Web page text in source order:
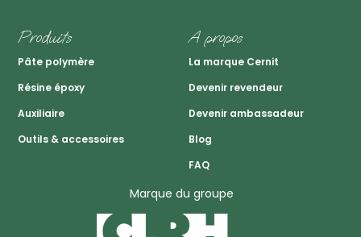
Produits
Pâte polymère
Résine époxy
Auxiliaire
Outils & accessoires
A propos
La marque Cernit
Devenir revendeur
Devenir ambassadeur
Blog
FAQ
Marque du groupe